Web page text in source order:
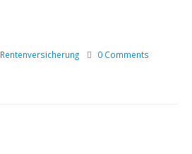
Rentenversicherung 0 Comments